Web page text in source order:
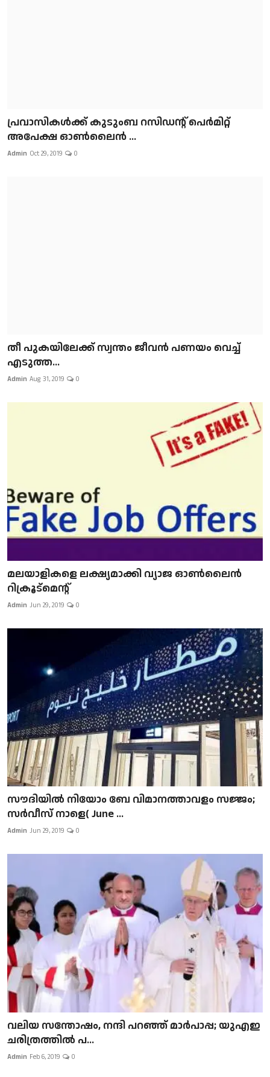
പ്രവാസികള്‍ക്ക് കുടുംബ റസിഡന്റ് പെർമിറ്റ്
അപേക്ഷ ഓൺലൈൻ ...
Admin Oct 29, 2019 0
​​​​​​​തീ പുകയിലേക്ക് സ്വന്തം ജീവന്‍ പണയം വെച്ച്
എടുത്ത...
Admin Aug 31, 2019 0
മലയാളികളെ ലക്ഷ്യമാക്കി വ്യാജ ഓൺലൈൻ
റിക്രൂട്മെന്റ്
Admin Jun 29, 2019 0
സൗദിയിൽ നിയോം ബേ വിമാനത്താവളം സജ്ജം;
സർവീസ് നാളെ( June ...
Admin Jun 29, 2019 0
വലിയ സന്തോഷം, നന്ദി പറഞ്ഞ് മാർപാപ്പ; യുഎഇ
ചരിത്രത്തിൽ പ...
Admin Feb 6, 2019 0